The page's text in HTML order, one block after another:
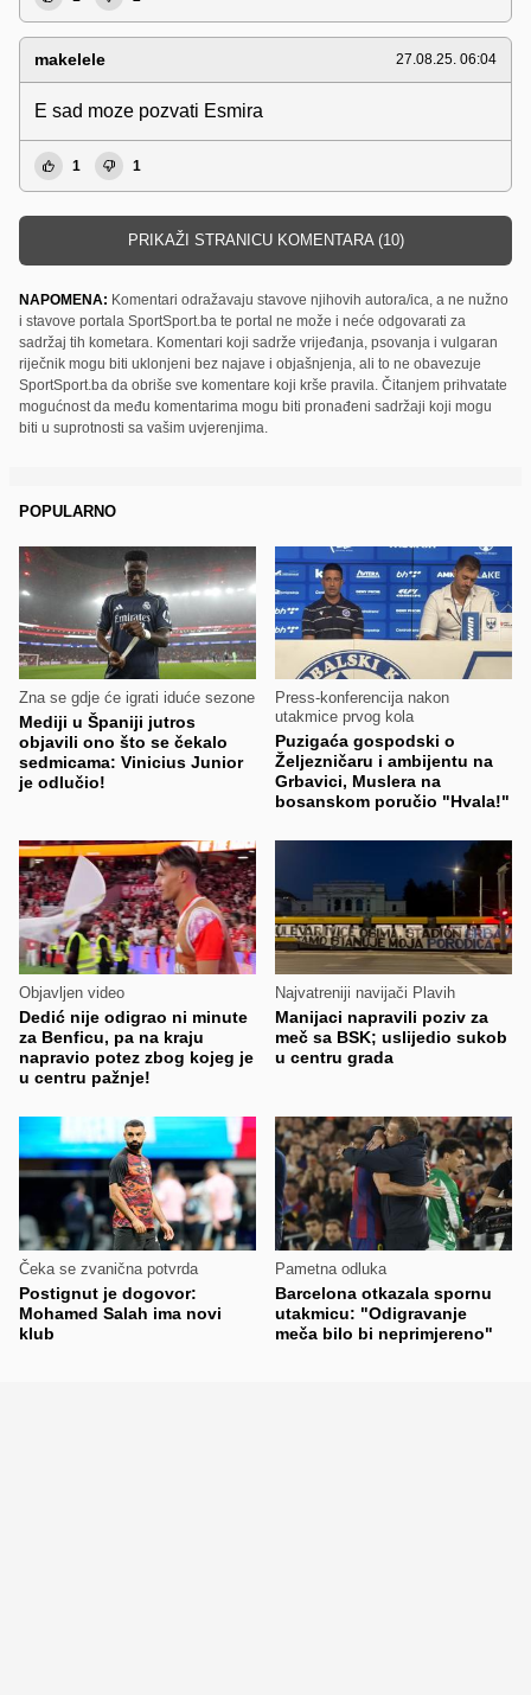
makelele 27.08.25. 06:04
E sad moze pozvati Esmira
1 1
PRIKAŽI STRANICU KOMENTARA (10)
NAPOMENA: Komentari odražavaju stavove njihovih autora/ica, a ne nužno
i stavove portala SportSport.ba te portal ne može i neće odgovarati za
sadržaj tih kometara. Komentari koji sadrže vrijeđanja, psovanja i vulgaran
riječnik mogu biti uklonjeni bez najave i objašnjenja, ali to ne obavezuje
SportSport.ba da obriše sve komentare koji krše pravila. Čitanjem prihvatate
mogućnost da među komentarima mogu biti pronađeni sadržaji koji mogu
biti u suprotnosti sa vašim uvjerenjima.
POPULARNO
Zna se gdje će igrati iduće sezone
Mediji u Španiji jutros
objavili ono što se čekalo
sedmicama: Vinicius Junior
je odlučio!
Press-konferencija nakon
utakmice prvog kola
Puzigaća gospodski o
Željezničaru i ambijentu na
Grbavici, Muslera na
bosanskom poručio "Hvala!"
Objavljen video
Dedić nije odigrao ni minute
za Benficu, pa na kraju
napravio potez zbog kojeg je
u centru pažnje!
Najvatreniji navijači Plavih
Manijaci napravili poziv za
meč sa BSK; uslijedio sukob
u centru grada
Čeka se zvanična potvrda
Postignut je dogovor:
Mohamed Salah ima novi
klub
Pametna odluka
Barcelona otkazala spornu
utakmicu: "Odigravanje
meča bilo bi neprimjereno"